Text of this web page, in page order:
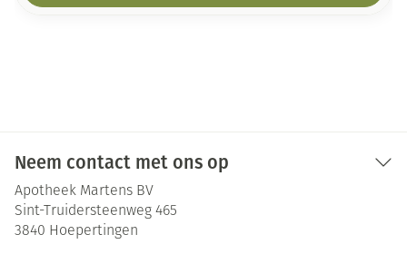
Neem contact met ons op
Apotheek Martens BV
Sint-Truidersteenweg 465
3840 Hoepertingen